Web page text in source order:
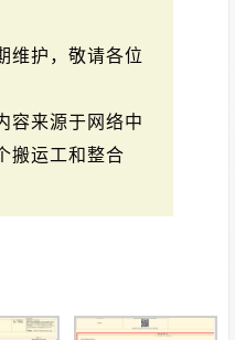
维护，敬请各位
容来源于网络中
搬运工和整合